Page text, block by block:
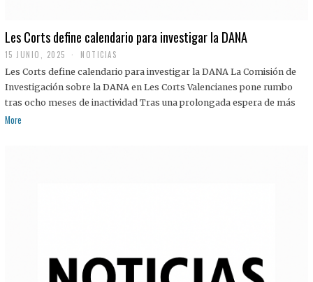
Les Corts define calendario para investigar la DANA
15 JUNIO, 2025 NOTICIAS
Les Corts define calendario para investigar la DANA La Comisión de
Investigación sobre la DANA en Les Corts Valencianes pone rumbo
tras ocho meses de inactividad Tras una prolongada espera de más
More